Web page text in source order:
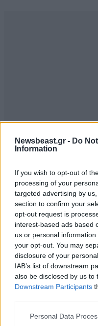
Newsbeast.gr - Do
Information
If you wish to opt-out of
processing of your
targeted advertising by
section to confirm your
opt-out request is
interest-based ads based
us or personal
your opt-out. You may
disclosure of your
IAB’s list of downstream
also be disclosed by us to
Downstream Participants
Please note that this
Personal Data